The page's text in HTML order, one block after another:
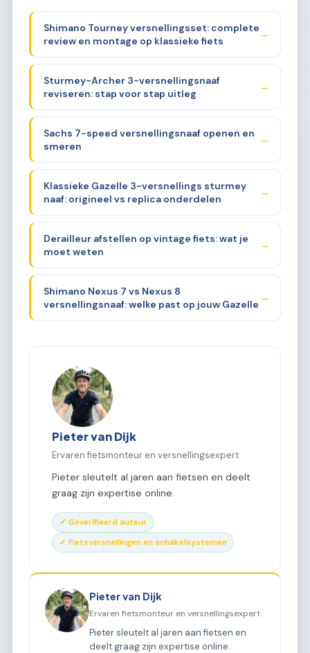
Shimano Tourney versnellingsset: complete
review en montage op klassieke fiets
→
Sturmey-Archer 3-versnellingsnaaf
reviseren: stap voor stap uitleg
→
Sachs 7-speed versnellingsnaaf openen en
smeren
→
Klassieke Gazelle 3-versnellings sturmey
naaf: origineel vs replica onderdelen
→
Derailleur afstellen op vintage fiets: wat je
moet weten
→
Shimano Nexus 7 vs Nexus 8
versnellingsnaaf: welke past op jouw Gazelle
→
Pieter van Dijk
Ervaren fietsmonteur en versnellingsexpert
Pieter sleutelt al jaren aan fietsen en deelt
graag zijn expertise online.
✓ Geverifieerd auteur
✓ Fietsversnellingen en schakelsystemen
Pieter van Dijk
Ervaren fietsmonteur en versnellingsexpert
Pieter sleutelt al jaren aan fietsen en
deelt graag zijn expertise online.